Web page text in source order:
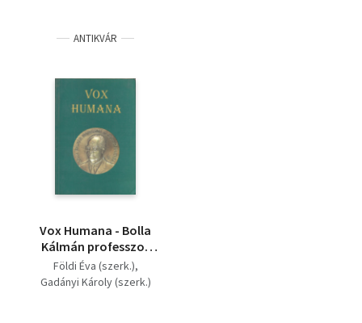
ANTIKVÁR
Vox Humana - Bolla
Kálmán professzor
hetvenedik
születésnapjára
Földi Éva (szerk.)
Gadányi Károly (szerk.)